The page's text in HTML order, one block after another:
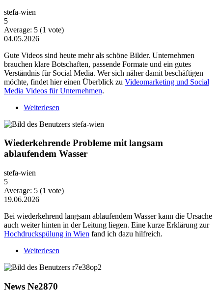
stefa-wien
5
Average: 5 (1 vote)
04.05.2026
Gute Videos sind heute mehr als schöne Bilder. Unternehmen
brauchen klare Botschaften, passende Formate und ein gutes
Verständnis für Social Media. Wer sich näher damit beschäftigen
möchte, findet hier einen Überblick zu Videomarketing und Social
Media Videos für Unternehmen.
Weiterlesen
Wiederkehrende Probleme mit langsam
ablaufendem Wasser
stefa-wien
5
Average: 5 (1 vote)
19.06.2026
Bei wiederkehrend langsam ablaufendem Wasser kann die Ursache
auch weiter hinten in der Leitung liegen. Eine kurze Erklärung zur
Hochdruckspülung in Wien fand ich dazu hilfreich.
Weiterlesen
News Ne2870